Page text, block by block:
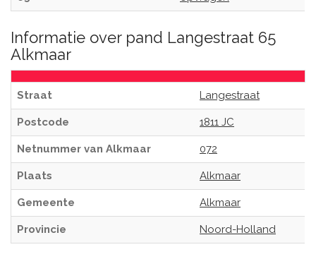
Informatie over pand Langestraat 65
Alkmaar
Straat Langestraat
Postcode 1811 JC
Netnummer van Alkmaar 072
Plaats Alkmaar
Gemeente Alkmaar
Provincie Noord-Holland